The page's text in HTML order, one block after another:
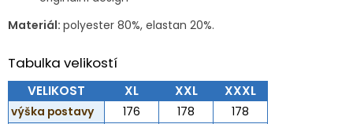
Materiál: polyester 80%, elastan 20%.
Tabulka velikostí
VELIKOST XL XXL XXXL
výška postavy 176 178
178